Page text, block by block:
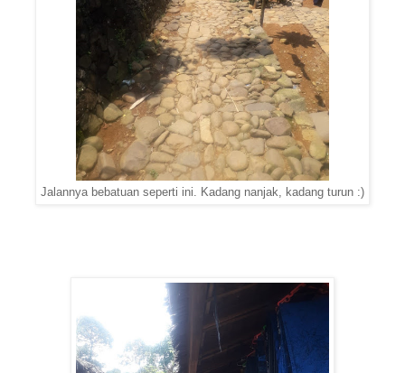
Jalannya bebatuan seperti ini. Kadang nanjak, kadang turun :)